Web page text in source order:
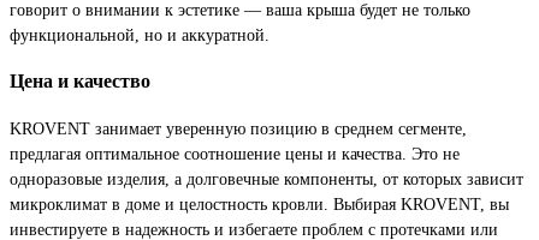
говорит о внимании к эстетике — ваша крыша будет не только
функциональной, но и аккуратной.
Цена и качество
KROVENT занимает уверенную позицию в среднем сегменте,
предлагая оптимальное соотношение цены и качества. Это не
одноразовые изделия, а долговечные компоненты, от которых зависит
микроклимат в доме и целостность кровли. Выбирая KROVENT, вы
инвестируете в надежность и избегаете проблем с протечками или